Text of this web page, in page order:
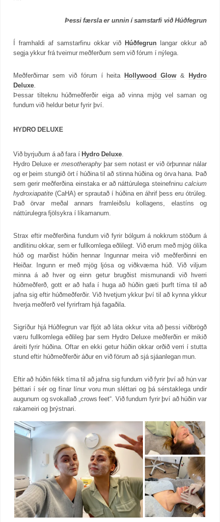
Þessi færsla er unnin í samstarfi við Húðfegrun
Í framhaldi af samstarfinu okkar við Húðfegrun langar okkur að
segja ykkur frá tveimur meðferðum sem við fórum í nýlega.
Meðferðirnar sem við fórum í heitaHollywood Glow & Hydro
Deluxe
Þessar tilteknu húðmeðferðir eiga að vinna mjög vel saman og
fundum við heldur betur fyrir því.
HYDRO DELUXE
Við byrjuðum á að fara í Hydro Deluxe.
Hydro Deluxe er mesotheraphyþar sem notast er við örþunnar nálar
og er þeim stungið ört í húðina til að stinna húðina og örva hana. Það
sem gerir meðferðina einstaka er að náttúrulega steinefninu calcium
hydroxiapatite (CaHA) er sprautað í húðina en áhrif þess eru ótrúleg.
Það örvar meðal annars framleiðslu kollagens, elastíns og
náttúrulegra fjölsykra í líkamanum.
Strax eftir meðferðina fundum við fyrir bólgum á nokkrum stöðum á
andlitinu okkar, sem er fullkomlega eðlilegt. Við erum með mjög ólíka
húð og marðist húðin hennar Ingunnar meira við meðferðinni en
Heiðar. Ingunn er með mjög ljósa og viðkvæma húð. Við viljum
minna á að hver og einn getur brugðist mismunandi við hverri
húðmeðferð, gott er að hafa í huga að húðin gæti þurft tíma til að
jafna sig eftir húðmeðferðir. Við hvetjum ykkur því til að kynna ykkur
hverja meðferð vel fyrirfram hjá fagaðila.
Sigríður hjá Húðfegrun var fljót að láta okkur vita að þessi viðbrögð
væru fullkomlega eðlileg þar sem Hydro Deluxe meðferðin er mikið
áreiti fyrir húðina. Oftar en ekki getur húðin okkar orðið verri í stutta
stund eftir húðmeðferðir áður en við förum að sjá sjáanlegan mun.
Eftir að húðin fékk tíma til að jafna sig fundum við fyrir því að hún var
þéttari í sér og fínar línur voru mun sléttari og þá sérstaklega undir
augunum og svokallað „crows feet“. Við fundum fyrir því að húðin var
rakameiri og þrýstnari.